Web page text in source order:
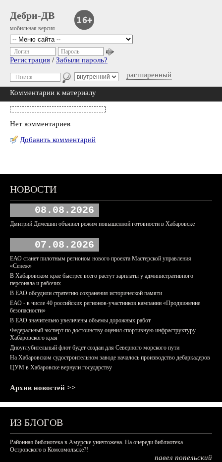
Дебри-ДВ
мобильная версия
расширенный
Логин Пароль
Регистрация / Забыли пароль?
Комментарии к материалу
Нет комментариев
Добавить комментарий
НОВОСТИ
08.08.2026
Дмитрий Демешин объявил режим повышенной готовности в Хабаровске
07.08.2026
ЕАО станет пилотным регионом нового проекта Мастерской управления
«Сенеж»
В Хабаровском крае быстрее всего растут зарплаты у административного
персонала и рабочих
В ЕАО обсудили стратегию сохранения исторической памяти
ЕАО - в числе 40 российских регионов-участников кампании «Продвижение
безопасности»
В ЕАО значительно увеличены объемы дорожных работ
Федеральный эксперт по достоинству оценил спортивную инфраструктуру
Хабаровского края
Дноуглубительный флот будет создан для Северного морского пути
На Хабаровском судостроительном заводе началось производство дебаркадеров
ЦУМ в Хабаровске вернули государству
Архив новостей >>
ИЗ БЛОГОВ
Районная библиотека в Амурске уничтожена. На очереди библиотека
Островского в Комсомольске?!
павел попельский